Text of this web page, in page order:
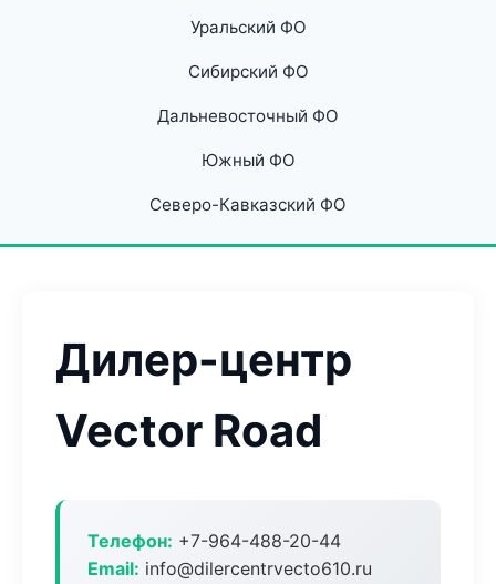
Уральский ФО
Сибирский ФО
Дальневосточный ФО
Южный ФО
Северо-Кавказский ФО
Дилер-центр
Vector Road
Телефон: +7-964-488-20-44
Email: info@dilercentrvecto610.ru